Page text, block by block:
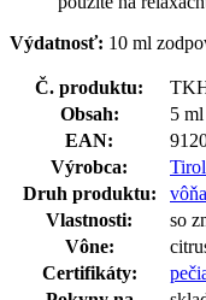
Výdatnosť: 10 ml
Č. produktu:
Obsah:
5 ml
EAN:
Výrobca:
Druh produktu:
Vlastnosti:
so
Vône:
Certifikáty: